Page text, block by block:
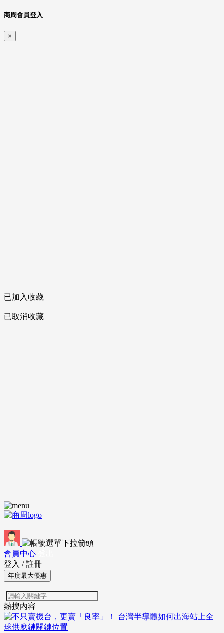
商周會員登入
×
已加入收藏
已取消收藏
會員中心
登入 / 註冊
年度最大優惠
熱搜內容